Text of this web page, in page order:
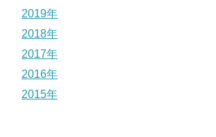
2019年
2018年
2017年
2016年
2015年